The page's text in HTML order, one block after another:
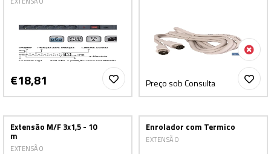
€18,81 Preço sob Consulta
Extensão M/F 3x1,5 - 10
m
EXTENSÃO
Enrolador com Termico
EXTENSÃO